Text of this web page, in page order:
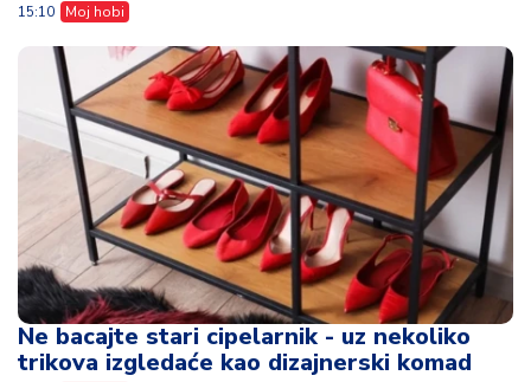
15:10 Moj hobi
Ne bacajte stari cipelarnik - uz nekoliko
trikova izgledaće kao dizajnerski komad